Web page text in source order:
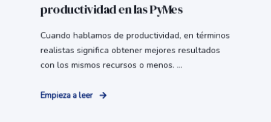
productividad en las PyMes
Cuando hablamos de productividad, en términos
realistas significa obtener mejores resultados
con los mismos recursos o menos. ...
Empieza a leer